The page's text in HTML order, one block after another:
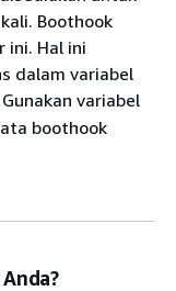
Boothook
ini. Hal ini
dalam variabel
Gunakan variabel
boothook